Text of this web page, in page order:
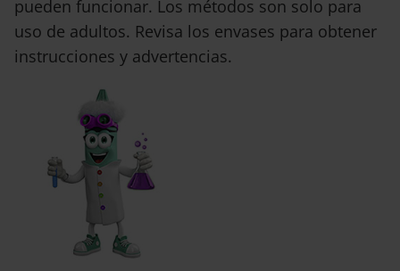
pueden funcionar. Los métodos son solo para
uso de adultos. Revisa los envases para obtener
instrucciones y advertencias.